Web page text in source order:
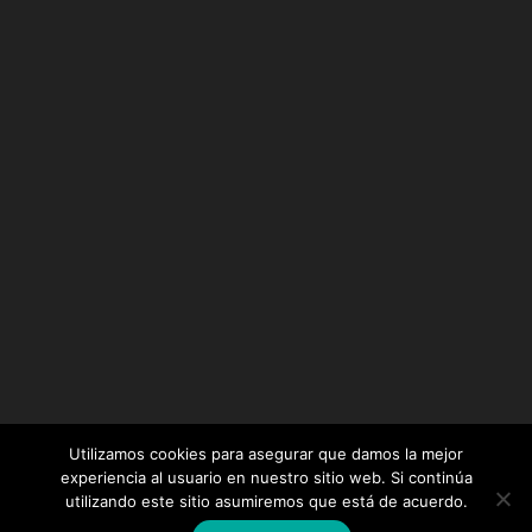
Diseñado por Elegant Themes| Desarrollado por
Utilizamos cookies para asegurar que damos la mejor
experiencia al usuario en nuestro sitio web. Si continúa
utilizando este sitio asumiremos que está de acuerdo.